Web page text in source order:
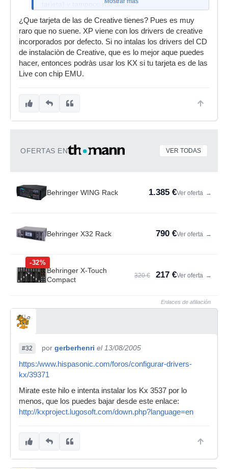
tarjeta) y tampoco me suena.
¿Que tarjeta de las de Creative tienes? Pues es muy
raro que no suene. XP viene con los drivers de creative
incorporados por defecto. Si no intalas los drivers del CD
de instalaciòn de Creative, que es lo mejor aque puedes
hacer, entonces podràs usar los KX si tu tarjeta es de las
Live con chip EMU.
OFERTAS EN VER TODAS
Behringer WING Rack 1.385 €Ver oferta →
Behringer X32 Rack 790 €Ver oferta →
-32%
Behringer X-Touch
Compact
320 € 217 €Ver oferta →
Enlaces de afiliación
#32 por gerberhenri el 13/08/2005
https:/www.hispasonic.com/foros/configurar-drivers-
kx/39371
Mirate este hilo e intenta instalar los Kx 3537 por lo
menos, que los puedes bajar desde este enlace:
http://kxproject.lugosoft.com/down.php?language=en